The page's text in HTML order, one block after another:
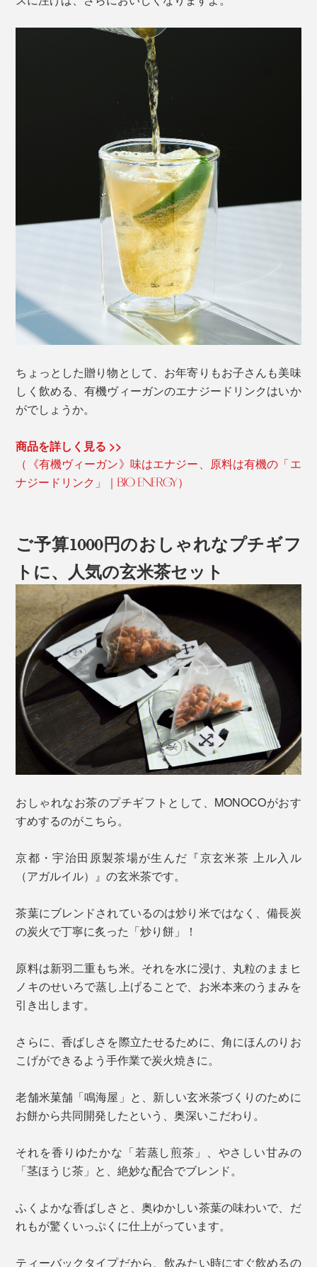
ちょっとした贈り物として、お年寄りもお子さんも美味
しく飲める、有機ヴィーガンのエナジードリンクはいか
がでしょうか。
商品を詳しく見る >>
（《有機ヴィーガン》味はエナジー、原料は有機の「エ
ナジードリンク」｜BIO ENERGY）
ご予算1000円のおしゃれなプチギフ
トに、人気の玄米茶セット
おしゃれなお茶のプチギフトとして、MONOCOがおす
すめするのがこちら。
京都・宇治田原製茶場が生んだ『京玄米茶 上ル入ル
（アガルイル）』の玄米茶です。
茶葉にブレンドされているのは炒り米ではなく、備長炭
の炭火で丁寧に炙った「炒り餅」！
原料は新羽二重もち米。それを水に浸け、丸粒のままヒ
ノキのせいろで蒸し上げることで、お米本来のうまみを
引き出します。
さらに、香ばしさを際立たせるために、角にほんのりお
こげができるよう手作業で炭火焼きに。
老舗米菓舗「鳴海屋」と、新しい玄米茶づくりのために
お餅から共同開発したという、奥深いこだわり。
それを香りゆたかな「若蒸し煎茶」、やさしい甘みの
「茎ほうじ茶」と、絶妙な配合でブレンド。
ふくよかな香ばしさと、奥ゆかしい茶葉の味わいで、だ
れもが驚くいっぷくに仕上がっています。
ティーバックタイプだから、飲みたい時にすぐ飲めるの